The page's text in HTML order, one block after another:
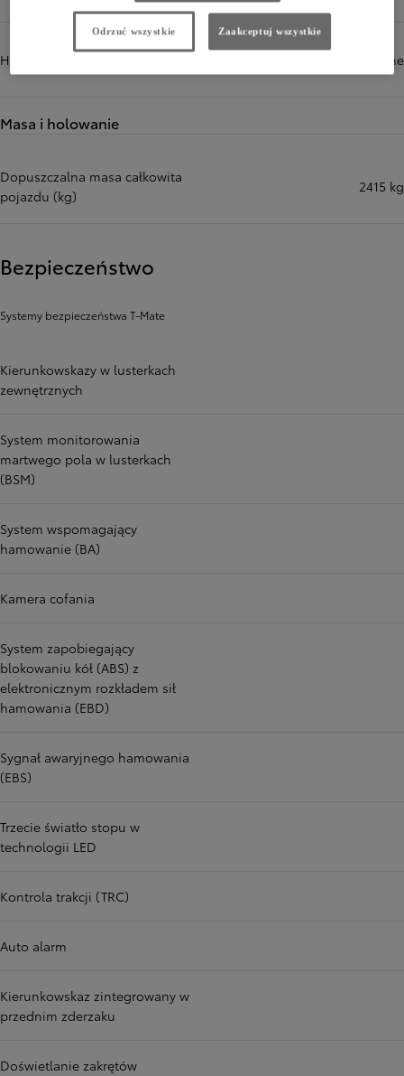
Hamulce tył tarczowe wentylowane
Masa i holowanie
Dopuszczalna masa całkowita
pojazdu (kg)
2415 kg
Bezpieczeństwo
Systemy bezpieczeństwa T-Mate
Kierunkowskazy w lusterkach
zewnętrznych
System monitorowania
martwego pola w lusterkach
(BSM)
System wspomagający
hamowanie (BA)
Kamera cofania
System zapobiegający
blokowaniu kół (ABS) z
elektronicznym rozkładem sił
hamowania (EBD)
Sygnał awaryjnego hamowania
(EBS)
Trzecie światło stopu w
technologii LED
Kontrola trakcji (TRC)
Auto alarm
Kierunkowskaz zintegrowany w
przednim zderzaku
Doświetlanie zakrętów
Odrzuć wszystkie Zaakceptuj wszystkie